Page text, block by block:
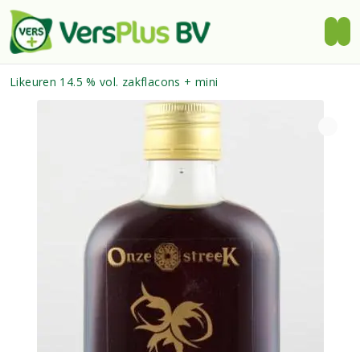
Likeuren 14.5 % vol. zakflacons + mini